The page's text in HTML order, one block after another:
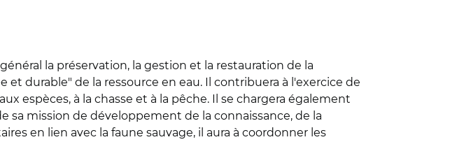
la préservation, la gestion et la restauration de la
durable" de la ressource en eau. Il contribuera à l'exercice de
espèces, à la chasse et à la pêche. Il se chargera également
sa mission de développement de la connaissance, de la
en lien avec la faune sauvage, il aura à coordonner les